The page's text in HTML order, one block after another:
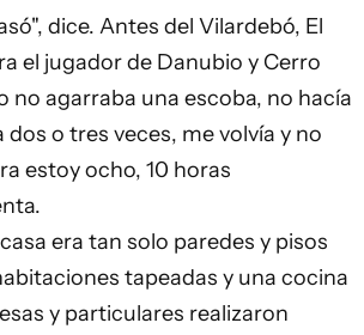
dice. Antes del Vilardebó, El
el jugador de Danubio y Cerro
no agarraba una escoba, no hacía
dos o tres veces, me volvía y no
estoy ocho, 10 horas
era tan solo paredes y pisos
tapeadas y una cocina
y particulares realizaron